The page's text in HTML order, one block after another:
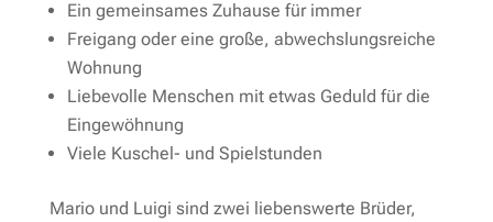
Ein gemeinsames Zuhause für immer
Freigang oder eine große, abwechslungsreiche
Wohnung
Liebevolle Menschen mit etwas Geduld für die
Eingewöhnung
Viele Kuschel- und Spielstunden
Mario und Luigi sind zwei liebenswerte Brüder,